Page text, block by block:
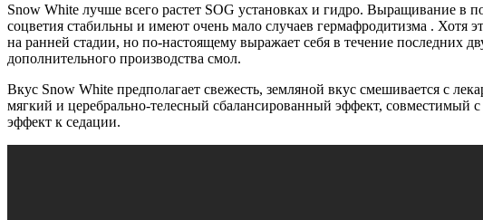
Snow White лучше всего растет SOG установках и гидро. Выращивание в
соцветия стабильны и имеют очень мало случаев гермафродитизма .
на ранней стадии, но по-настоящему выражает себя в течение последних
дополнительного производства смол.
Вкус Snow White предполагает свежесть, земляной вкус смешивается с
мягкий и церебрально-телесный сбалансированный эффект,
эффект к седации.